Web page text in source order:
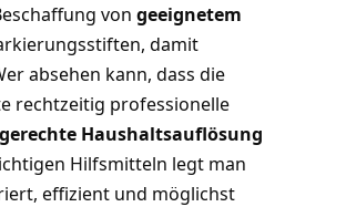
von geeignetem
damit
absehen kann, dass die
rechtzeitig professionelle
Haushaltsauflösung
Hilfsmitteln legt man
effizient und möglichst